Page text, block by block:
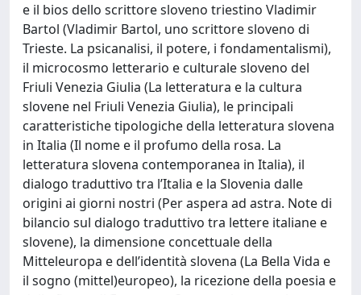
e il bios dello scrittore sloveno triestino Vladimir
Bartol (Vladimir Bartol, uno scrittore sloveno di
Trieste. La psicanalisi, il potere, i fondamentalismi),
il microcosmo letterario e culturale sloveno del
Friuli Venezia Giulia (La letteratura e la cultura
slovene nel Friuli Venezia Giulia), le principali
caratteristiche tipologiche della letteratura slovena
in Italia (Il nome e il profumo della rosa. La
letteratura slovena contemporanea in Italia), il
dialogo traduttivo tra l’Italia e la Slovenia dalle
origini ai giorni nostri (Per aspera ad astra. Note di
bilancio sul dialogo traduttivo tra lettere italiane e
slovene), la dimensione concettuale della
Mitteleuropa e dell’identità slovena (La Bella Vida e
il sogno (mittel)europeo), la ricezione della poesia e